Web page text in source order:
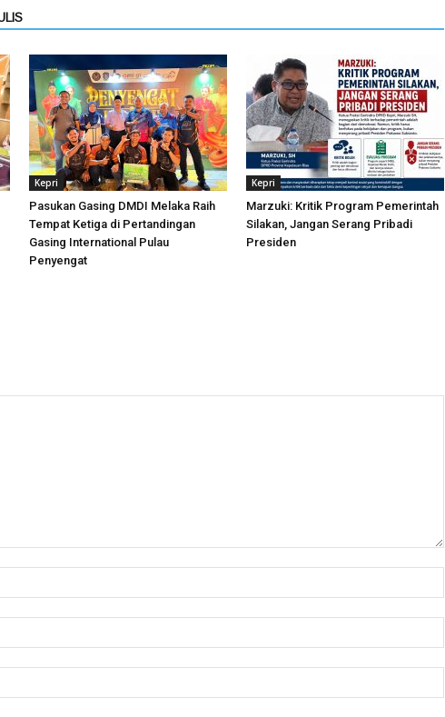
Kepri
Pasukan Gasing DMDI Melaka Raih
Tempat Ketiga di Pertandingan
Gasing International Pulau
Penyengat
Kepri
Marzuki: Kritik Program Pemerintah
Silakan, Jangan Serang Pribadi
Presiden